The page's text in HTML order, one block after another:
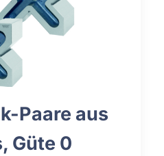
Paare aus
Güte 0